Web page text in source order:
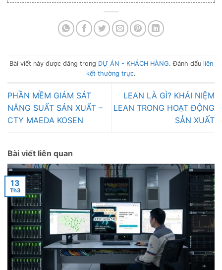
Bài viết này được đăng trong DỰ ÁN - KHÁCH HÀNG. Đánh dấu liên
kết thường trực.
PHẦN MỀM GIÁM SÁT
NĂNG SUẤT SẢN XUẤT –
CTY MAEDA KOSEN
LEAN LÀ GÌ? KHÁI NIỆM
LEAN TRONG HOẠT ĐỘNG
SẢN XUẤT
Bài viết liên quan
13
Th3